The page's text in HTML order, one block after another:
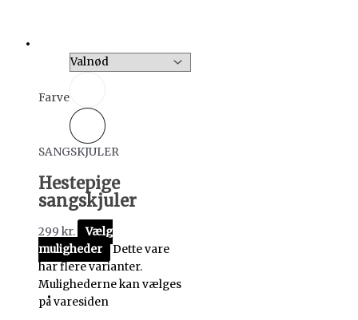
Farve
SANGSKJULER
Hestepige
sangskjuler
299 kr.
Vælg
muligheder
Dette vare
har flere varianter.
Mulighederne kan vælges
på varesiden